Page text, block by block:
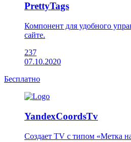
PrettyTags
Компонент для удобного
сайте.
237
07.10.2020
Бесплатно
YandexCoordsTv
Создает TV с типом «Метка